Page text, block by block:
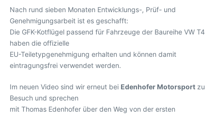
Nach rund sieben Monaten Entwicklungs-, Prüf- und
Genehmigungsarbeit ist es geschafft:
Die GFK-Kotflügel passend für Fahrzeuge der Baureihe VW T4
haben die offizielle
EU-Teiletypgenehmigung erhalten und können damit
eintragungsfrei verwendet werden.
Im neuen Video sind wir erneut bei Edenhofer Motorsport zu
Besuch und sprechen
mit Thomas Edenhofer über den Weg von der ersten